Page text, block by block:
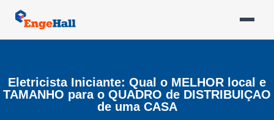
Eletricista Iniciante: Qual o MELHOR local e
TAMANHO para o QUADRO de DISTRIBUIÇAO
de uma CASA